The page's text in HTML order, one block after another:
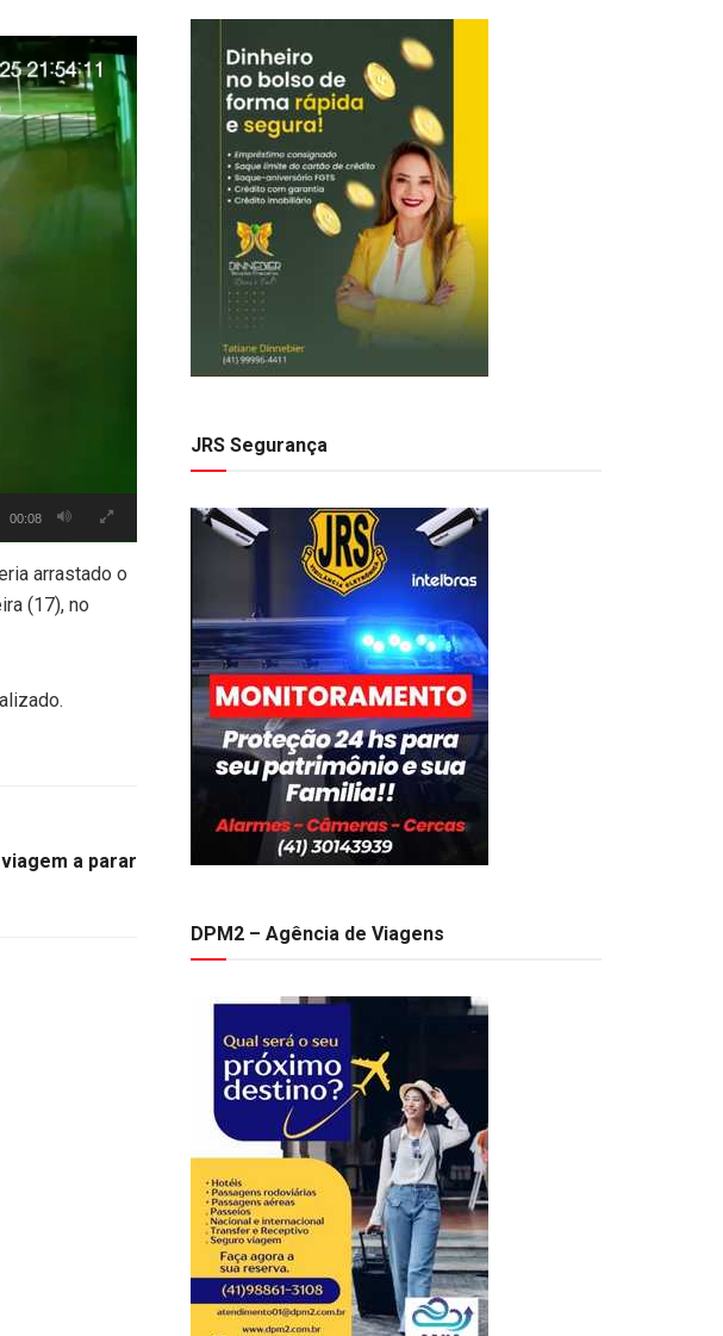
00:08
arrastado o
(17), no
a parar
JRS Segurança
DPM2 – Agência de Viagens